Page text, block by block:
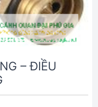
– ĐIỀU